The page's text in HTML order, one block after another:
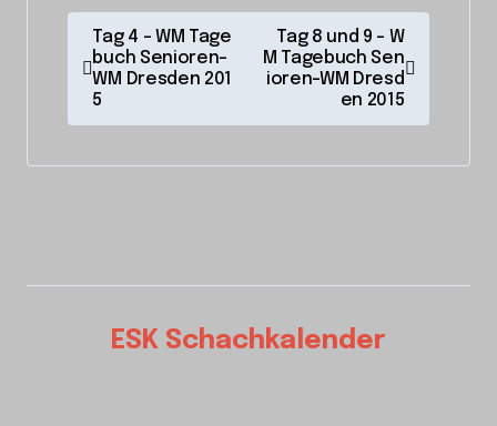
r
s
Tag 4 – WM Tage
buch Senioren-
WM Dresden 201
5
Tag 8 und 9 – W
M Tagebuch Sen
ioren-WM Dresd
en 2015
ESK Schachkalender